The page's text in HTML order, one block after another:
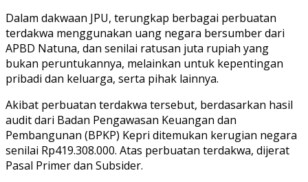
Dalam dakwaan JPU, terungkap berbagai perbuatan
terdakwa menggunakan uang negara bersumber dari
APBD Natuna, dan senilai ratusan juta rupiah yang
bukan peruntukannya, melainkan untuk kepentingan
pribadi dan keluarga, serta pihak lainnya.
Akibat perbuatan terdakwa tersebut, berdasarkan hasil
audit dari Badan Pengawasan Keuangan dan
Pembangunan (BPKP) Kepri ditemukan kerugian negara
senilai Rp419.308.000. Atas perbuatan terdakwa, dijerat
Pasal Primer dan Subsider.